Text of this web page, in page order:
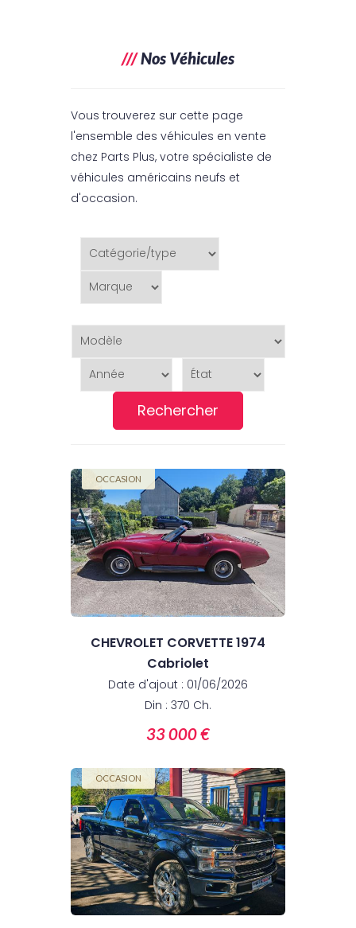
///Nos Véhicules
Vous trouverez sur cette page
l'ensemble des véhicules en vente
chez Parts Plus, votre spécialiste de
véhicules américains neufs et
d'occasion.
Rechercher
CHEVROLET CORVETTE 1974
Cabriolet
Date d'ajout : 01/06/2026
Din : 370 Ch.
OCCASION
33 000 €
OCCASION